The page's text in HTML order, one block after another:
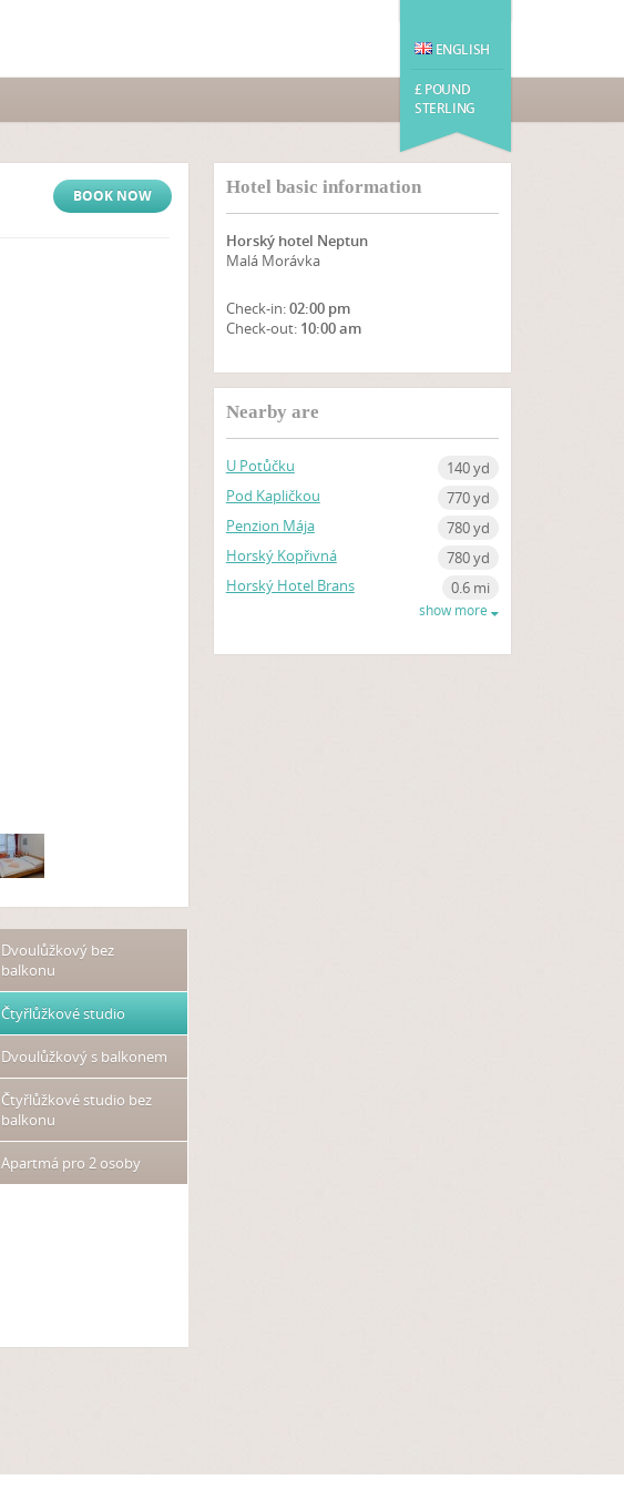
ENGLISH
£ POUND
STERLING
BOOK NOW
Dvoulůžkový bez
balkonu
Čtyřlůžkové studio
Dvoulůžkový s balkonem
Čtyřlůžkové studio bez
balkonu
Apartmá pro 2 osoby
Hotel basic information
Horský hotel Neptun
Malá Morávka
Check-in:02:00 pm
Check-out: 10:00 am
SHOW ON MAP
Nearby are
U Potůčku
140 yd
Pod Kapličkou
770 yd
Penzion Mája
780 yd
Horský Kopřivná
780 yd
Horský Hotel Brans
0.6 mi
show more